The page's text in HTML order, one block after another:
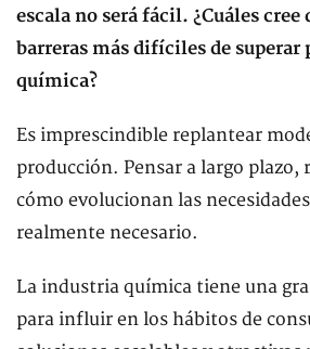
escala no será fácil. ¿Cuáles cree
barreras más difíciles de superar
química?
Es imprescindible replantear
producción. Pensar a largo plazo,
cómo evolucionan las
realmente necesario.
La industria química tiene una
para influir en los hábitos de